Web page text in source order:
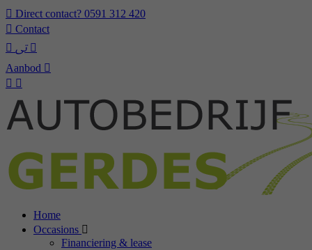
Direct contact? 0591 312 420
Contact
Aanbod
Home
Occasions
Financiering & lease